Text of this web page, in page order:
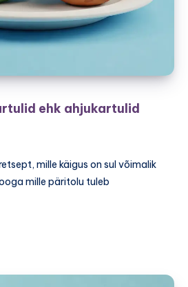
ehk ahjukartulid
mille käigus on sul võimalik
mille päritolu tuleb